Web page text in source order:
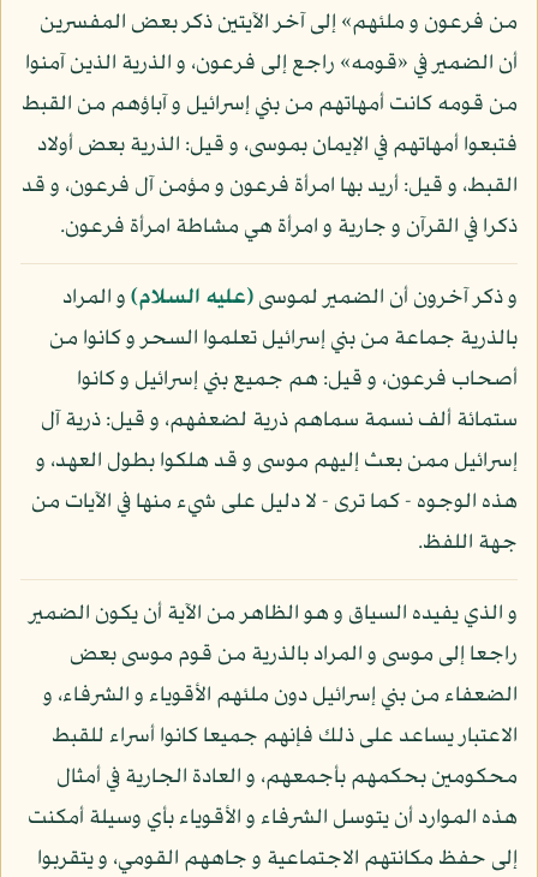
من فرعون و ملئهم» إلى آخر الآيتين ذكر بعض المفسرين
أن الضمير في «قومه» راجع إلى فرعون، و الذرية الذين آمنوا
من قومه كانت أمهاتهم من بني إسرائيل و آباؤهم من القبط
فتبعوا أمهاتهم في الإيمان بموسى، و قيل: الذرية بعض أولاد
القبط، و قيل: أريد بها امرأة فرعون و مؤمن آل فرعون، و قد
ذكرا في القرآن و جارية و امرأة هي مشاطة امرأة فرعون.
و ذكر آخرون أن الضمير لموسى(عليه السلام)و المراد
بالذرية جماعة من بني إسرائيل تعلموا السحر و كانوا من
أصحاب فرعون، و قيل: هم جميع بني إسرائيل و كانوا
ستمائة ألف نسمة سماهم ذرية لضعفهم، و قيل: ذرية آل
إسرائيل ممن بعث إليهم موسى و قد هلكوا بطول العهد، و
هذه الوجوه - كما ترى - لا دليل على شيء منها في الآيات من
جهة اللفظ.
و الذي يفيده السياق و هو الظاهر من الآية أن يكون الضمير
راجعا إلى موسى و المراد بالذرية من قوم موسى بعض
الضعفاء من بني إسرائيل دون ملئهم الأقوياء و الشرفاء، و
الاعتبار يساعد على ذلك فإنهم جميعا كانوا أسراء للقبط
محكومين بحكمهم بأجمعهم، و العادة الجارية في أمثال
هذه الموارد أن يتوسل الشرفاء و الأقوياء بأي وسيلة أمكنت
إلى حفظ مكانتهم الاجتماعية و جاههم القومي، و يتقربوا